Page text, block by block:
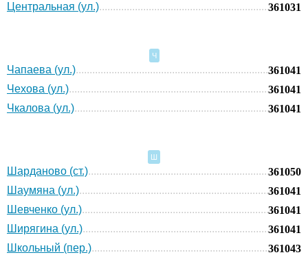
Центральная (ул.)
361031
Ч
Чапаева (ул.)
361041
Чехова (ул.)
361041
Чкалова (ул.)
361041
Шарданово (ст.)
361050
Шаумяна (ул.)
361041
Шевченко (ул.)
361041
Ширягина (ул.)
361041
Школьный (пер.)
361043